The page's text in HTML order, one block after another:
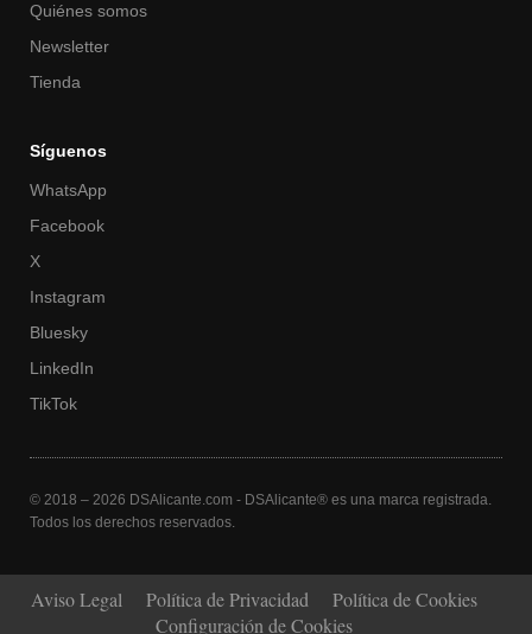
Quiénes somos
Newsletter
Tienda
Síguenos
WhatsApp
Facebook
X
Instagram
Bluesky
LinkedIn
TikTok
© 2018 – 2026 DSAlicante.com - DSAlicante® es una marca registrada.
Todos los derechos reservados.
Aviso Legal Política de Privacidad
Política de Cookies
Configuración de Cookies